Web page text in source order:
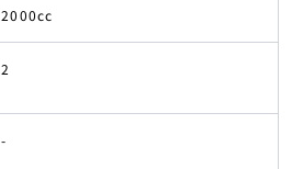
2000cc
2
-